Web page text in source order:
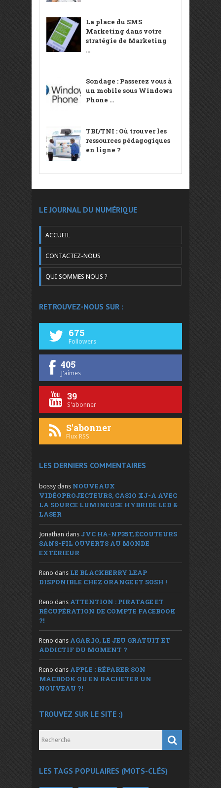
La place du SMS
Marketing dans votre
stratégie de Marketing
...
Sondage : Passerez vous à
un mobile sous Windows
Phone ...
TBI/TNI : Où trouver les
ressources pédagogiques
en ligne ?
LE JOURNAL DU NUMÉRIQUE
ACCUEIL
CONTACTEZ-NOUS
QUI SOMMES NOUS ?
RETROUVEZ-NOUS SUR :
675
Followers
405
J'aimes
39
S'abonner
S'abonner
Flux RSS
LES DERNIERS COMMENTAIRES
bossy dans NOUVEAUX
VIDÉOPROJECTEURS, CASIO XJ-A AVEC
LA SOURCE LUMINEUSE HYBRIDE LED &
LASER
Jonathan dans JVC HA-NP35T, ÉCOUTEURS
SANS-FIL OUVERTS AU MONDE
EXTÉRIEUR
Reno dans LE BLACKBERRY LEAP
DISPONIBLE CHEZ ORANGE ET SOSH !
Reno dans ATTENTION : PIRATAGE ET
RÉCUPÉRATION DE COMPTE FACEBOOK
?!
Reno dans AGAR.IO, LE JEU GRATUIT ET
ADDICTIF DU MOMENT ?
Reno dans APPLE : RÉPARER SON
MACBOOK OU EN RACHETER UN
NOUVEAU ?!
TROUVEZ SUR LE SITE :)
LES TAGS POPULAIRES (MOTS-CLÉS)